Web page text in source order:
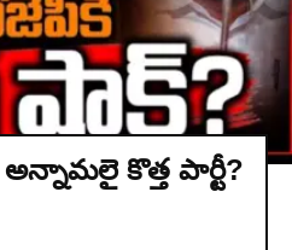
కొత్త పార్టీ?